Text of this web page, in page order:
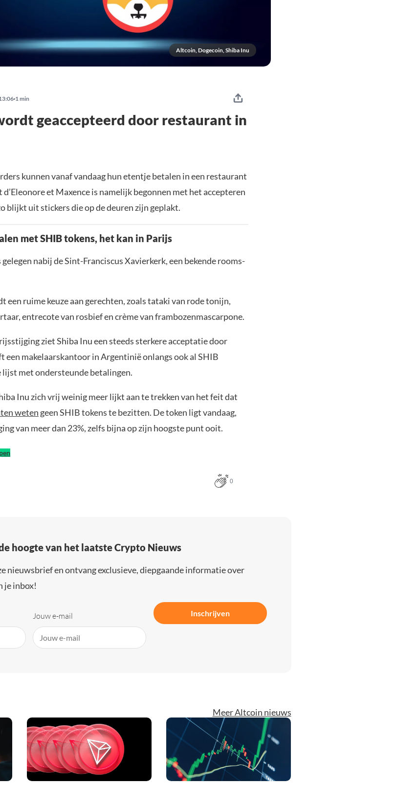
Altcoin, Dogecoin, Shiba Inu
1 min
geaccepteerd door restaurant in
kunnen vanaf vandaag hun etentje betalen in een restaurant
et Maxence is namelijk begonnen met het accepteren
blijkt uit stickers die op de deuren zijn geplakt.
met SHIB tokens, het kan in Parijs
nabij de Sint-Franciscus Xavierkerk, een bekende rooms-
een ruime keuze aan gerechten, zoals tataki van rode tonijn,
entrecote van rosbief en crème van frambozenmascarpone.
ziet Shiba Inu een steeds sterkere acceptatie door
een makelaarskantoor in Argentinië onlangs ook al SHIB
lijst met ondersteunde betalingen.
Inu zich vrij weinig meer lijkt aan te trekken van het feit dat
weten geen SHIB tokens te bezitten. De token ligt vandaag,
van meer dan 23%, zelfs bijna op zijn hoogste punt ooit.
0
hoogte van het laatste Crypto Nieuws
nieuwsbrief en ontvang exclusieve, diepgaande informatie over
je inbox!
Jouw e-mail Inschrijven
Meer Altcoin nieuws